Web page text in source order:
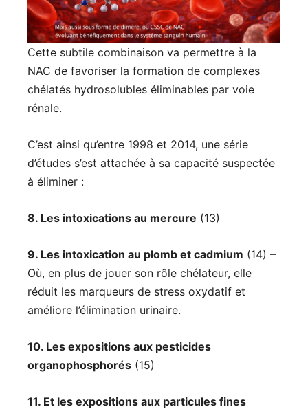
Cette subtile combinaison va permettre à la
NAC de favoriser la formation de complexes
chélatés hydrosolubles éliminables par voie
rénale.
C’est ainsi qu’entre 1998 et 2014, une série
d’études s’est attachée à sa capacité suspectée
à éliminer :
8. Les intoxications au mercure (13)
9. Les intoxication au plomb et cadmium (14) –
Où, en plus de jouer son rôle chélateur, elle
réduit les marqueurs de stress oxydatif et
améliore l’élimination urinaire.
10. Les expositions aux pesticides
organophosphorés (15)
11. Et les expositions aux particules fines